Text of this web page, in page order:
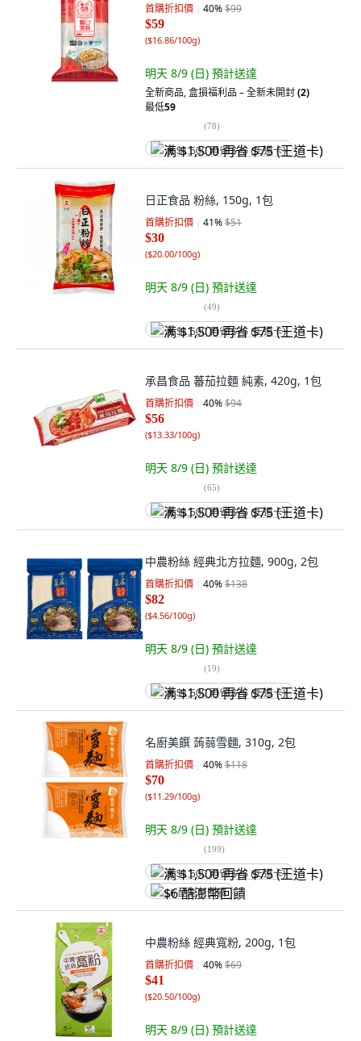
首購折扣價 40%$99
$59
($16.86/100g)
明天 8/9 (日) 預計送達
全新商品,盒損福利品 – 全新未開封(2)
最低59
(78)
满 $1,500 再省 $75 (王道卡)
日正食品 粉絲, 150g, 1包
首購折扣價 41%$51
$30
($20.00/100g)
明天 8/9 (日) 預計送達
(49)
满 $1,500 再省 $75 (王道卡)
承昌食品 蕃茄拉麵 純素, 420g, 1包
首購折扣價 40%$94
$56
($13.33/100g)
明天 8/9 (日) 預計送達
(65)
满 $1,500 再省 $75 (王道卡)
中農粉絲 經典北方拉麵, 900g, 2包
首購折扣價 40%$138
$82
($4.56/100g)
明天 8/9 (日) 預計送達
(19)
满 $1,500 再省 $75 (王道卡)
名廚美饌 蒟蒻雪麵, 310g, 2包
首購折扣價 40%$118
$70
($11.29/100g)
明天 8/9 (日) 預計送達
(199)
满 $1,500 再省 $75 (王道卡)
$6 酷澎幣回饋
中農粉絲 經典寬粉, 200g, 1包
首購折扣價 40%$69
$41
($20.50/100g)
明天 8/9 (日) 預計送達